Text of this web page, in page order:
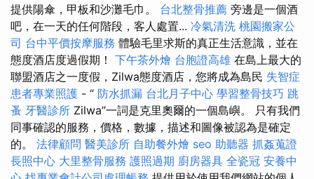
提供陽傘，甲板和沙灘毛巾。 台北整骨推薦 旁邊是一個酒
吧，在一天的任何階段，客人處置... 冷氣清洗 桃園搬家公
司 台中平價按摩服務 體驗毛里求斯的真正生活意識，並在
態度酒店度過假期！ 下午茶外燴 台胞證高雄 在島上最大的
聯盟酒店之一度假，Zilwa態度酒店，您將成為島民 失智症
患者專業照護 - “ 防水抓漏 台北月子中心 學習整骨技巧 跳
蚤 牙醫診所 Zilwa”一詞是克里奧爾的一個島嶼。 只有我們
同事確認的服務，價格，數據，描述和圖像被認為是確定
的。 法律顧問 醫美診所 自助餐外燴 seo 助聽器 抓姦蒐證
長照中心 大里整骨服務 護照過期 廚房器具 全瓷冠 安養中